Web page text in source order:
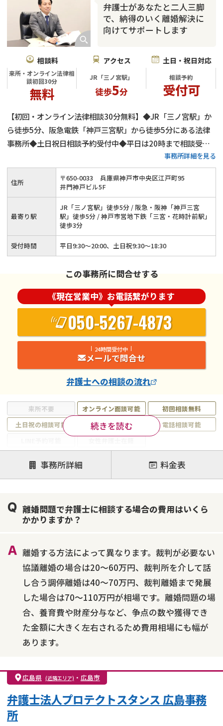
弁護士があなたと二人三脚
で、納得のいく離婚解決に
向けてサポートします
相談料
来所・オンライン法律相
談初回30分
無料
アクセス
JR「三ノ宮駅」
徒歩5分
土日・祝日対応
相談予約
受付可
【初回・オンライン法律相談30分無料】◆JR「三ノ宮駅」か
ら徒歩5分、阪急電鉄「神戸三宮駅」から徒歩5分にある法律
事務所◆土日祝日相談予約受付中◆平日は20時まで相談受付
中◆兵庫県全域に対応◆蓄積された知見とノウハウを活かして
離婚問題を解決◆離婚問題を得意とする弁護士が在籍
事務所詳細を見る
来所不要 オンライン面談可能
初回相談無料
土日祝の相談可能
19時以降電話可能
電話相談可能
注力案件
離婚前相談
離婚調停
離婚裁判
不貞・不倫慰謝料請求
国際離婚
養育費問題
財産分与
続きを読む
住所 〒650-0033
兵庫県神戸市中央区江戸町95
井門神戸ビル5F
最寄り駅
JR「三ノ宮駅」徒歩5分 / 阪急・阪神「神戸三宮
駅」徒歩5分 / 神戸市営地下鉄「三宮・花時計前駅」
徒歩3分
受付時間 平日9:30～20:00、土日祝9:30～18:30
この事務所に問合せする
《現在営業中》お電話繋がります
050-5267-4873
24時間受付中
メールで問合せ
弁護士への相談の流れ
事務所詳細 料金表
離婚問題で弁護士に相談する場合の費用はいくら
かかりますか？
離婚する方法によって異なります。裁判が必要ない
協議離婚の場合は20～60万円、裁判所を介して話
し合う調停離婚は40～70万円、裁判離婚まで発展
した場合は70～110万円が相場です。離婚問題の場
合、養育費や財産分与など、争点の数や獲得でき
た金額に大きく左右されるため費用相場にも幅が
あります。
広島県 (近隣エリア) ・ 広島市
弁護士法人プロテクトスタンス 広島事務
所